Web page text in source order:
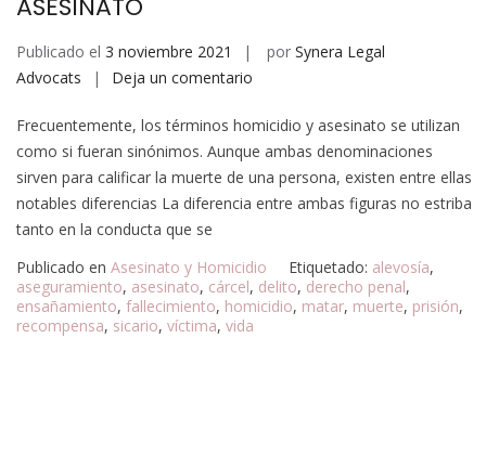
ASESINATO
Publicado el 3 noviembre 2021 por Synera Legal
Advocats
Deja un comentario
Frecuentemente, los términos homicidio y asesinato se utilizan
como si fueran sinónimos. Aunque ambas denominaciones
sirven para calificar la muerte de una persona, existen entre ellas
notables diferencias La diferencia entre ambas figuras no estriba
tanto en la conducta que se
Publicado en Asesinato y Homicidio Etiquetado: alevosía,
aseguramiento, asesinato, cárcel, delito, derecho penal,
ensañamiento, fallecimiento, homicidio, matar, muerte, prisión,
recompensa, sicario, víctima, vida